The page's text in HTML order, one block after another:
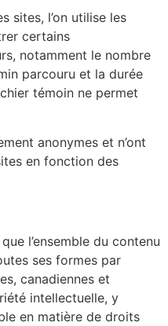
sites, l’on utilise les
certains
notamment le nombre
parcouru et la durée
témoin ne permet
anonymes et n’ont
en fonction des
l’ensemble du contenu
ses formes par
canadiennes et
intellectuelle, y
en matière de droits